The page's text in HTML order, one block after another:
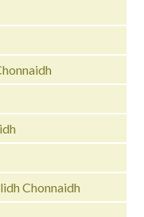
Chonnaidh